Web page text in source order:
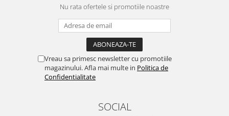
Nu rata ofertele si promotiile noastre
Vreau sa primesc newsletter cu promotiile
magazinului. Afla mai multe in Politica de
Confidentialitate
SOCIAL